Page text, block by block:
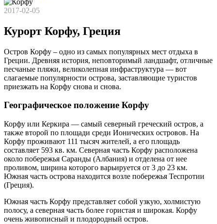
2017-02-05
Курорт Корфу, Греция
Остров Корфу – одно из самых популярных мест отдыха в
Греции. Древняя история, неповторимый ландшафт, отличные
песчаные пляжи, великолепная инфраструктура — вот
слагаемые популярности острова, заставляющие туристов
приезжать на Корфу снова и снова.
Географическое положение Корфу
Корфу или Керкира — самый северный греческий остров, а
также второй по площади среди Ионических островов. На
Корфу проживают 111 тысяч жителей, а его площадь
составляет 593 кв. км. Северная часть Корфу расположена
около побережья Саранды (Албания) и отделена от нее
проливом, ширина которого варьируется от 3 до 23 км.
Южная часть острова находится возле побережья Теспротии
(Греция).
Южная часть Корфу представляет собой узкую, холмистую
полосу, а северная часть более гористая и широкая. Корфу
очень живописный и плодородный остров.